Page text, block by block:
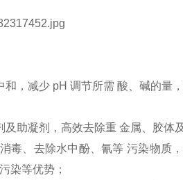
，减少 pH 调节所需 酸、碱的量，
助凝剂，高效去除重 金属、胶体
、去除水中酚、氰等 污染物质
染等优势；